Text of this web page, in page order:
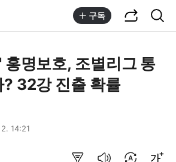
구독
홍명보호, 조별리그 통
32강 진출 확률
14:21